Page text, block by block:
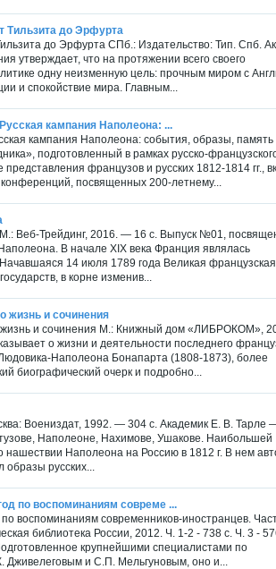
Тильзита до Эрфурта
до Эрфурта СПб.: Издательство: Тип. Спб.
утверждает, что на протяжении всего своего
одну неизменную цель: прочным миром с
и спокойствие мира. Главным...
кампания Наполеона: ...
кампания Наполеона: события, образы, память
подготовленный в рамках русско-
французов и русских 1812-1814 гг.,
посвященных 200-летнему...
Веб-Трейдинг, 2016. — 16 с. Выпуск №01,
В начале XIX века Франция являлась
14 июля 1789 года Великая французская
в корне изменив...
жизнь и сочинения
и сочинения М.: Книжный дом «ЛИБРОКОМ»,
о жизни и деятельности последнего
Наполеона Бонапарта (1808-1873), более
биографический очерк и подробно...
Воениздат, 1992. — 304 с. Академик Е. В. Тарле
Наполеоне, Нахимове, Ушакове. Наибольшей
нашествии Наполеона на Россию в 1812 г. В нем
русских...
по воспоминаниям совреме ...
воспоминаниям современников-иностранцев.
библиотека России, 2012. Ч. 1-2 - 738 с. Ч. 3 -
крупнейшими специалистами по
и С.П. Мельгуновым, оно и...